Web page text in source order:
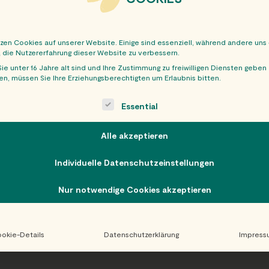
Cookies auf unserer Website. Einige sind essenziell, während andere uns
Nutzererfahrung dieser Website zu verbessern.
unter 16 Jahre alt sind und Ihre Zustimmung zu freiwilligen Diensten geben
müssen Sie Ihre Erziehungsberechtigten um Erlaubnis bitten.
is a list of service groups for which consent can be
Essential
Alle akzeptieren
Individuelle Datenschutzeinstellungen
Nur notwendige Cookies akzeptieren
Details Datenschutzerklärung